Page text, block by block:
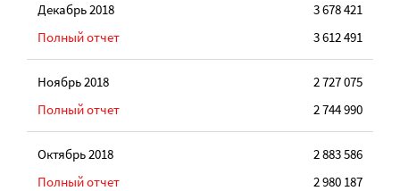
Декабрь 2018
3 678 421
3 612 491
Полный отчет
Ноябрь 2018
2 727 075
2 744 990
Полный отчет
Октябрь 2018
2 883 586
2 980 187
Полный отчет